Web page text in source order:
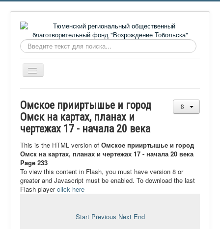
Искать...
Включить/
выключить
О фонде
Онлайн библиотека
Видеоматериалы
Контакты
Сайт проекта Достоевский
Ермаковополе.рф
Омское прииртышье и город
Омск на картах, планах и
чертежах 17 - начала 20 века
This is the HTML version of Омское прииртышье и город
Омск на картах, планах и чертежах 17 - начала 20 века
Page 233
To view this content in Flash, you must have version 8 or
greater and Javascript must be enabled. To download the last
Flash playerclick here
Start Previous Next End